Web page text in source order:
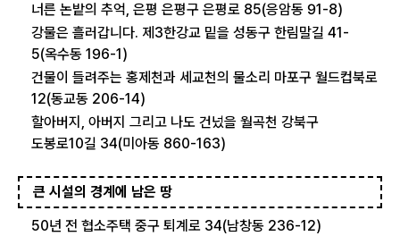
너른 논밭의 추억, 은평 은평구 은평로 85(응암동 91-8)
강물은 흘러갑니다. 제3한강교 밑을 성동구 한림말길 41-
5(옥수동 196-1)
건물이 들려주는 홍제천과 세교천의 물소리 마포구 월드컵북로
12(동교동 206-14)
할아버지, 아버지 그리고 나도 건넜을 월곡천 강북구
도봉로10길 34(미아동 860-163)
큰 시설의 경계에 남은 땅
50년 전 협소주택 중구 퇴계로 34(남창동 236-12)